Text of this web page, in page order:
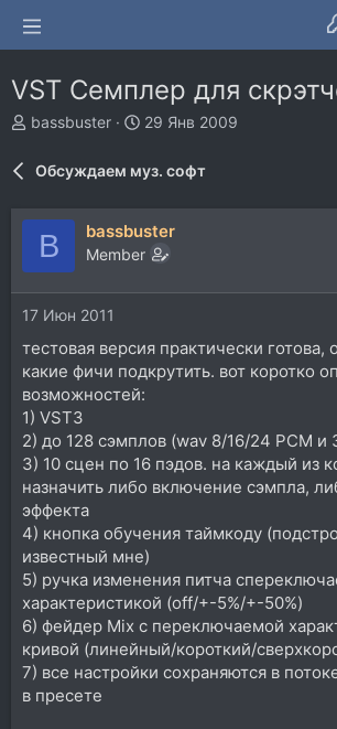
VST Семплер для
А
т
р
т
bassbuster
Д
а
н
а
29 Янв 2009
Обсуждаем муз. софт
B bassbuster
Member
17 Июн 2011
тестовая версия практически готова,
какие фичи подкрутить. вот коротко
возможностей:
1) VST3
2) до 128 сэмплов (wav 8/16/24 PCM и
3) 10 сцен по 16 пэдов. на каждый из
назначить либо включение сэмпла,
эффекта
4) кнопка обучения таймкоду
известный мне)
5) ручка изменения питча
характеристикой (off/+-5%/+-50%)
6) фейдер Mix с переключаемой
кривой (линейный/короткий/
7) все настройки сохраняются в
в пресете